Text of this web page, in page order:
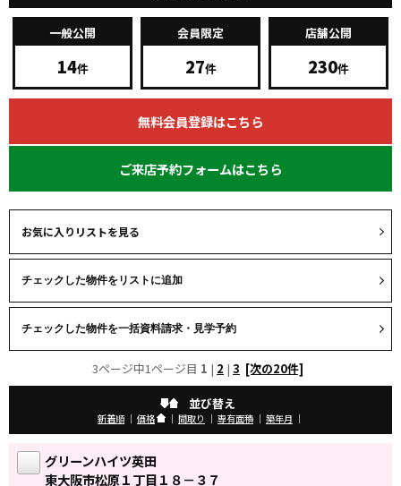
一般公開
14件
会員限定
27件
店舗公開
230件
無料会員登録はこちら
ご来店予約フォームはこちら
お気に入りリストを見る
3ページ中1ページ目 1 | 2 | 3 [次の20件]
並び替え
新着順 ｜ 価格 ｜ 間取り ｜ 専有面積 ｜ 築年月 ｜
グリーンハイツ英田
東大阪市松原１丁目１８－３７